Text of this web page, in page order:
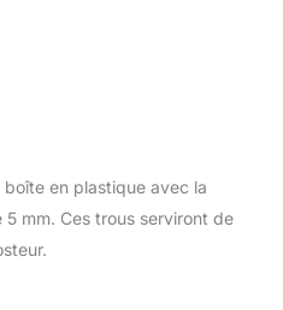
en plastique avec la
mm. Ces trous serviront de